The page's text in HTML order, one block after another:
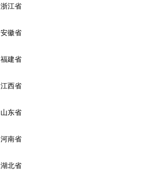
浙江省
安徽省
福建省
江西省
山东省
河南省
湖北省